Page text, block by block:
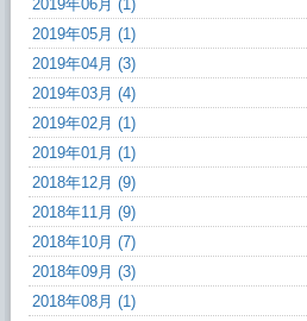
2019年06月 (1)
2019年05月 (1)
2019年04月 (3)
2019年03月 (4)
2019年02月 (1)
2019年01月 (1)
2018年12月 (9)
2018年11月 (9)
2018年10月 (7)
2018年09月 (3)
2018年08月 (1)